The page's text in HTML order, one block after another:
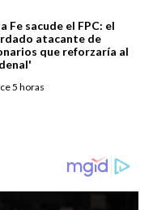
Fe sacude el FPC: el
atacante de
que reforzaría al
5 horas